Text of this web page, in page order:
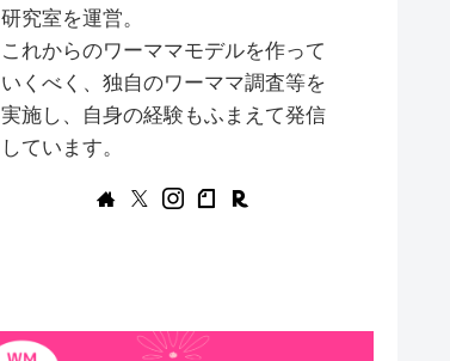
研究室を運営。
これからのワーママモデルを作って
いくべく、独自のワーママ調査等を
実施し、自身の経験もふまえて発信
しています。